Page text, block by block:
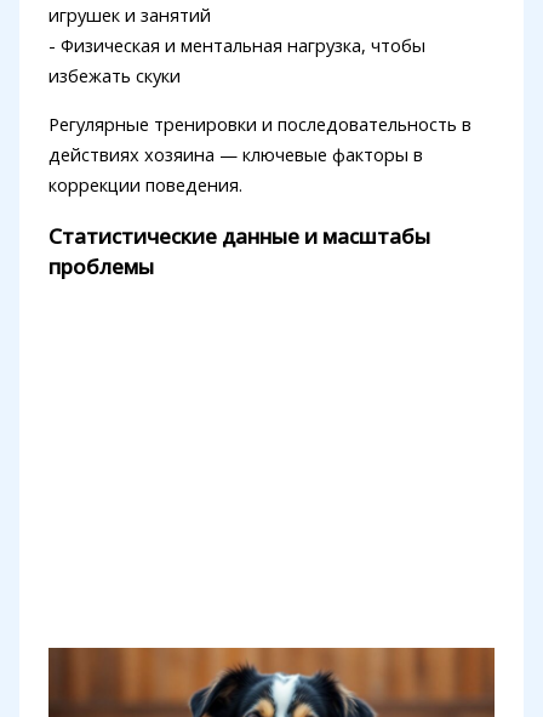
игрушек и занятий
- Физическая и ментальная нагрузка, чтобы
избежать скуки
Регулярные тренировки и последовательность в
действиях хозяина — ключевые факторы в
коррекции поведения.
Статистические данные и масштабы
проблемы